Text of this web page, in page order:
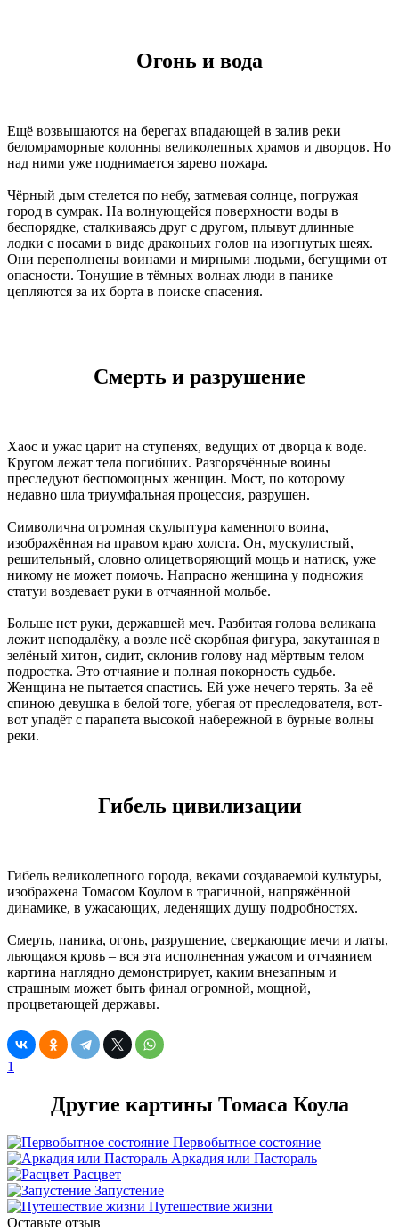
Огонь и вода
Ещё возвышаются на берегах впадающей в залив реки
беломраморные колонны великолепных храмов и дворцов. Но
над ними уже поднимается зарево пожара.
Чёрный дым стелется по небу, затмевая солнце, погружая
город в сумрак. На волнующейся поверхности воды в
беспорядке, сталкиваясь друг с другом, плывут длинные
лодки с носами в виде драконьих голов на изогнутых шеях.
Они переполнены воинами и мирными людьми, бегущими от
опасности. Тонущие в тёмных волнах люди в панике
цепляются за их борта в поиске спасения.
Смерть и разрушение
Хаос и ужас царит на ступенях, ведущих от дворца к воде.
Кругом лежат тела погибших. Разгорячённые воины
преследуют беспомощных женщин. Мост, по которому
недавно шла триумфальная процессия, разрушен.
Символична огромная скульптура каменного воина,
изображённая на правом краю холста. Он, мускулистый,
решительный, словно олицетворяющий мощь и натиск, уже
никому не может помочь. Напрасно женщина у подножия
статуи воздевает руки в отчаянной мольбе.
Больше нет руки, державшей меч. Разбитая голова великана
лежит неподалёку, а возле неё скорбная фигура, закутанная в
зелёный хитон, сидит, склонив голову над мёртвым телом
подростка. Это отчаяние и полная покорность судьбе.
Женщина не пытается спастись. Ей уже нечего терять. За её
спиною девушка в белой тоге, убегая от преследователя, вот-
вот упадёт с парапета высокой набережной в бурные волны
реки.
Гибель цивилизации
Гибель великолепного города, веками создаваемой культуры,
изображена Томасом Коулом в трагичной, напряжённой
динамике, в ужасающих, леденящих душу подробностях.
Смерть, паника, огонь, разрушение, сверкающие мечи и латы,
льющаяся кровь – вся эта исполненная ужасом и отчаянием
картина наглядно демонстрирует, каким внезапным и
страшным может быть финал огромной, мощной,
процветающей державы.
1
Другие картины Томаса Коула
Первобытное состояние
Аркадия или Пастораль
Расцвет
Запустение
Путешествие жизни
Оставьте отзыв